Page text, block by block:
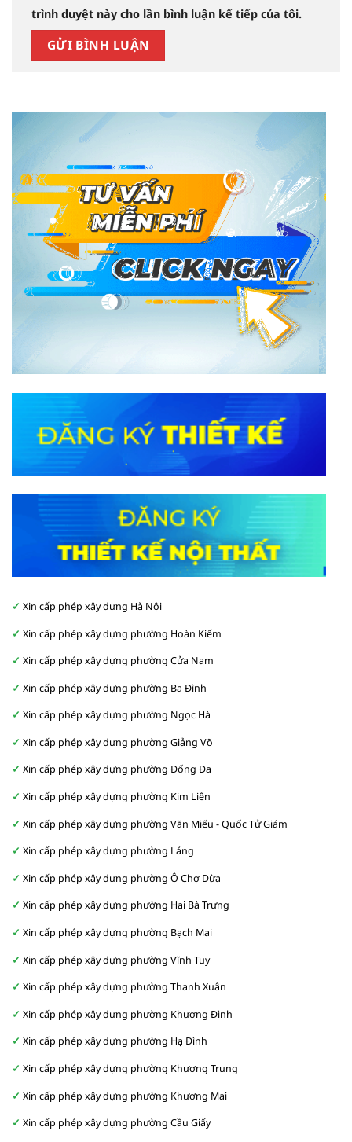
trình duyệt này cho lần bình luận kế tiếp của tôi.
Xin cấp phép xây dựng Hà Nội
Xin cấp phép xây dựng phường Hoàn Kiếm
Xin cấp phép xây dựng phường Cửa Nam
Xin cấp phép xây dựng phường Ba Đình
Xin cấp phép xây dựng phường Ngọc Hà
Xin cấp phép xây dựng phường Giảng Võ
Xin cấp phép xây dựng phường Đống Đa
Xin cấp phép xây dựng phường Kim Liên
Xin cấp phép xây dựng phường Văn Miếu - Quốc Tử Giám
Xin cấp phép xây dựng phường Láng
Xin cấp phép xây dựng phường Ô Chợ Dừa
Xin cấp phép xây dựng phường Hai Bà Trưng
Xin cấp phép xây dựng phường Bạch Mai
Xin cấp phép xây dựng phường Vĩnh Tuy
Xin cấp phép xây dựng phường Thanh Xuân
Xin cấp phép xây dựng phường Khương Đình
Xin cấp phép xây dựng phường Hạ Đình
Xin cấp phép xây dựng phường Khương Trung
Xin cấp phép xây dựng phường Khương Mai
Xin cấp phép xây dựng phường Cầu Giấy